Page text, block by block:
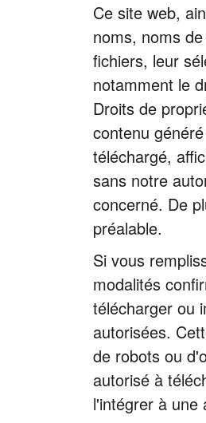
Ce site web,
noms, noms
fichiers, leur
notamment le
Droits de
contenu
téléchargé,
sans notre
concerné. De
préalable.
Si vous
modalités
télécharger ou
autorisées.
de robots ou
autorisé à
l'intégrer à une